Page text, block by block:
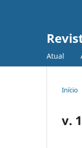
Atual
Início
v.